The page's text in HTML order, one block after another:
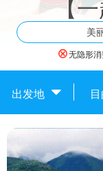
【
美
无隐形
出发地